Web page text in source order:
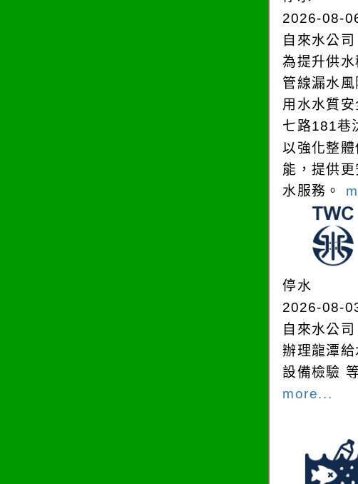
2026-08-
自來水公司
為提升供
管線漏水
用水水質
七路181巷
以強化整
能，提供
水服務。
停水
2026-08-
自來水公司
辦理龍潭
設備檢驗
more...